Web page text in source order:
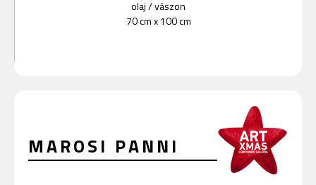
olaj/vászon
70 cm x 100 cm
MAROSI PANNI